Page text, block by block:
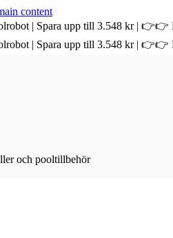
content
| Spara upp till 3.548 kr | 👉👉
| Spara upp till 3.548 kr | 👉👉
och pooltillbehör